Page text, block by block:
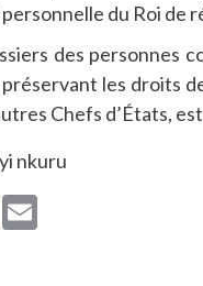
du Roi de
des personnes
les droits
Chefs d’États,
nkuru
Twitter